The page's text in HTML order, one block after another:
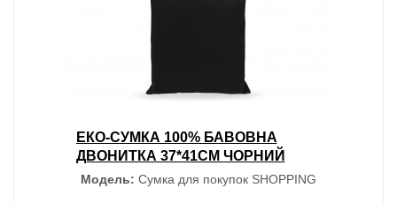
ЕКО-СУМКА 100% БАВОВНА
ДВОНИТКА 37*41СМ ЧОРНИЙ
Модель: Сумка для покупок SHOPPING